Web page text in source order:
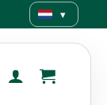
▾